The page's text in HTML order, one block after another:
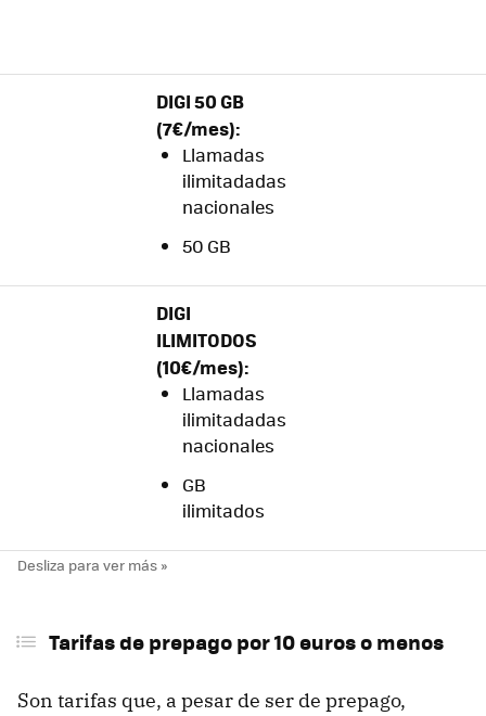
DIGI 50 GB
(7€/mes):
Llamadas
ilimitadadas
nacionales
50 GB
DIGI
ILIMITODOS
(10€/mes):
Llamadas
ilimitadadas
nacionales
GB
ilimitados
Tarifas de prepago por 10 euros o menos
Son tarifas que, a pesar de ser de prepago,